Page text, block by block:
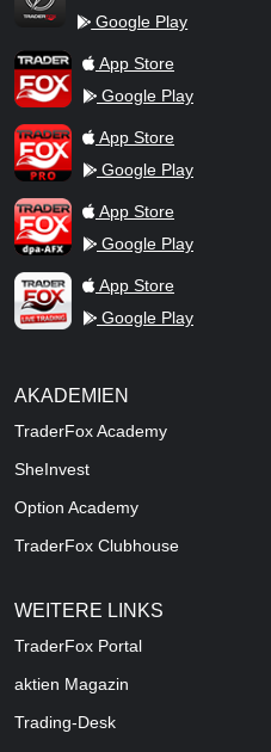
TraderFox Flash
Google Play
TraderFox AppApp Store
Google Play
TraderFox ProApp Store
Google Play
TraderFox dpa-AFX ProFeed
App Store
Google Play
TraderFox Live Trading
App Store
Google Play
AKADEMIEN
TraderFox Academy
SheInvest
Option Academy
TraderFox Clubhouse
WEITERE LINKS
TraderFox Portal
aktien Magazin
Trading-Desk